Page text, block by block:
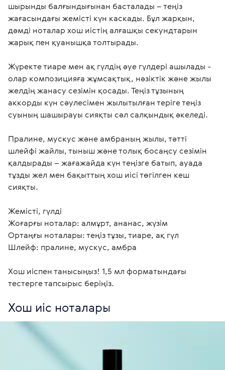
шырынды балғындығынан басталады – теңіз
жағасындағы жемісті күн каскады. Бұл жарқын,
дәмді ноталар хош иістің алғашқы секундтарын
жарық пен қуанышқа толтырады.
Жүректе тиаре мен ақ гүлдің әуе гүлдері ашылады -
олар композицияға жұмсақтық, нәзіктік және жылы
желдің жанасу сезімін қосады. Теңіз тұзының
аккорды күн сәулесімен жылытылған теріге теңіз
суының шашырауы сияқты сәл салқындық әкеледі.
Пралине, мускус және амбраның жылы, тәтті
шлейфі жайлы, тыныш және толық босаңсу сезімін
қалдырады – жағажайда күн теңізге батып, ауада
тұзды жел мен бақыттың хош иісі төгілген кеш
сияқты.
Жемісті, гүлді
Жоғарғы ноталар: алмұрт, ананас, жүзім
Ортаңғы ноталары: теңіз тұзы, тиаре, ақ гүл
Шлейф: пралине, мускус, амбра
Хош иіспен танысыңыз! 1,5 мл форматындағы
тестерге тапсырыс беріңіз.
Хош иіс ноталары